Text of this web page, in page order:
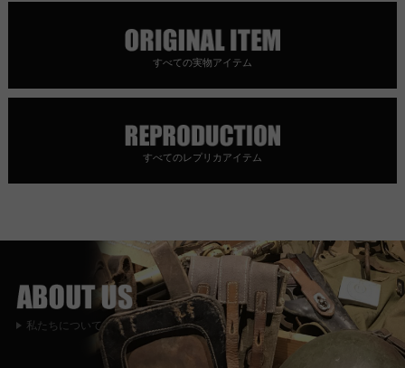
すべての実物アイテム
すべてのレプリカアイテム
私たちについて